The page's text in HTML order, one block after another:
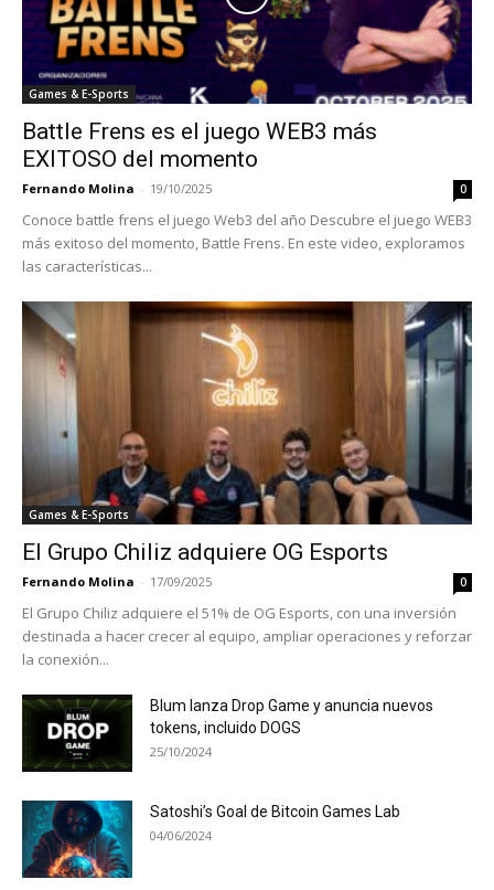
Games & E-Sports
Battle Frens es el juego WEB3 más
EXITOSO del momento
Fernando Molina - 19/10/2025 0
Conoce battle frens el juego Web3 del año Descubre el juego WEB3
más exitoso del momento, Battle Frens. En este video, exploramos
las características...
Games & E-Sports
El Grupo Chiliz adquiere OG Esports
Fernando Molina - 17/09/2025 0
El Grupo Chiliz adquiere el 51% de OG Esports, con una inversión
destinada a hacer crecer al equipo, ampliar operaciones y reforzar
la conexión...
Blum lanza Drop Game y anuncia nuevos
tokens, incluido DOGS
25/10/2024
Satoshi’s Goal de Bitcoin Games Lab
04/06/2024